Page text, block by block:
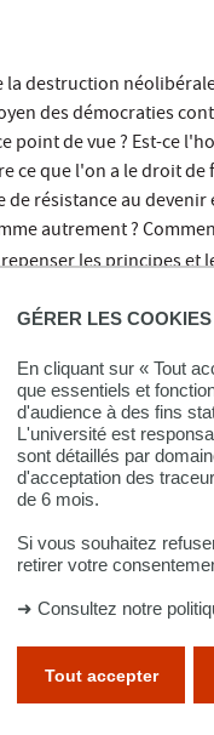
GÉRER LES COOKIES
En cliquant sur « Tout
que essentiels et
d'audience à des fins
L'université est
sont détaillés par
d'acceptation des
de 6 mois.
Si vous souhaitez
retirer votre
➜ Consultez notre
Tout accepter
destruction
des démocraties
point de vue ? Est-ce
ce que l'on a le droit
résistance au
autrement ?
les principes
en ligne)
personnels
des personnels